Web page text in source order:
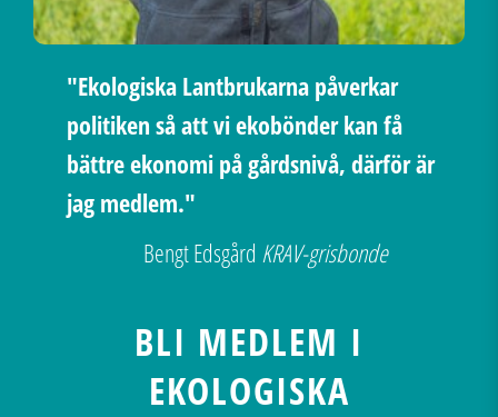
BLI MEDLEM I
EKOLOGISKA
"Ekologiska Lantbrukarna påverkar
politiken så att vi ekobönder kan få
bättre ekonomi på gårdsnivå, därför är
jag medlem."
Bengt Edsgård KRAV-grisbonde